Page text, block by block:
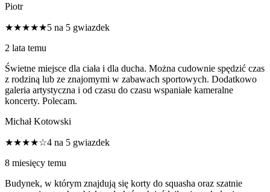
Piotr
★★★★★5 na 5 gwiazdek
2 lata temu
Świetne miejsce dla ciała i dla ducha. Można cudownie spędzić czas
z rodziną lub ze znajomymi w zabawach sportowych. Dodatkowo
galeria artystyczna i od czasu do czasu wspaniałe kameralne
koncerty. Polecam.
Michał Kotowski
★★★★☆4 na 5 gwiazdek
8 miesięcy temu
Budynek, w którym znajdują się korty do squasha oraz szatnie